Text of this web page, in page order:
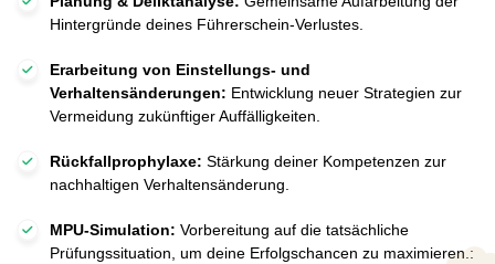
Hintergründe deines Führerschein-Verlustes.
Erarbeitung von Einstellungs- und
Verhaltensänderungen: Entwicklung neuer Strategien zur
Vermeidung zukünftiger Auffälligkeiten.
Rückfallprophylaxe: Stärkung deiner Kompetenzen zur
nachhaltigen Verhaltensänderung.
MPU-Simulation: Vorbereitung auf die tatsächliche
Prüfungssituation, um deine Erfolgschancen zu maximieren.: